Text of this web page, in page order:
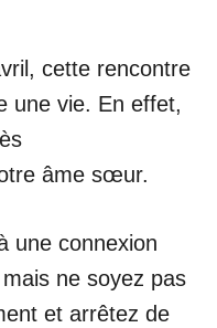
cette rencontre
une vie. En effet,
âme sœur.
une connexion
ne soyez pas
et arrêtez de